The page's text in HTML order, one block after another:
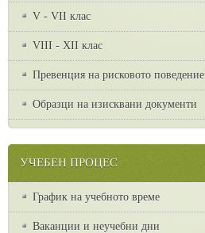
V - VII клас
VІІІ - ХІІ клас
Превенция на рисковото поведение
Образци на изисквани документи
УЧЕБЕН ПРОЦЕС
График на учебното време
Ваканции и неучебни дни